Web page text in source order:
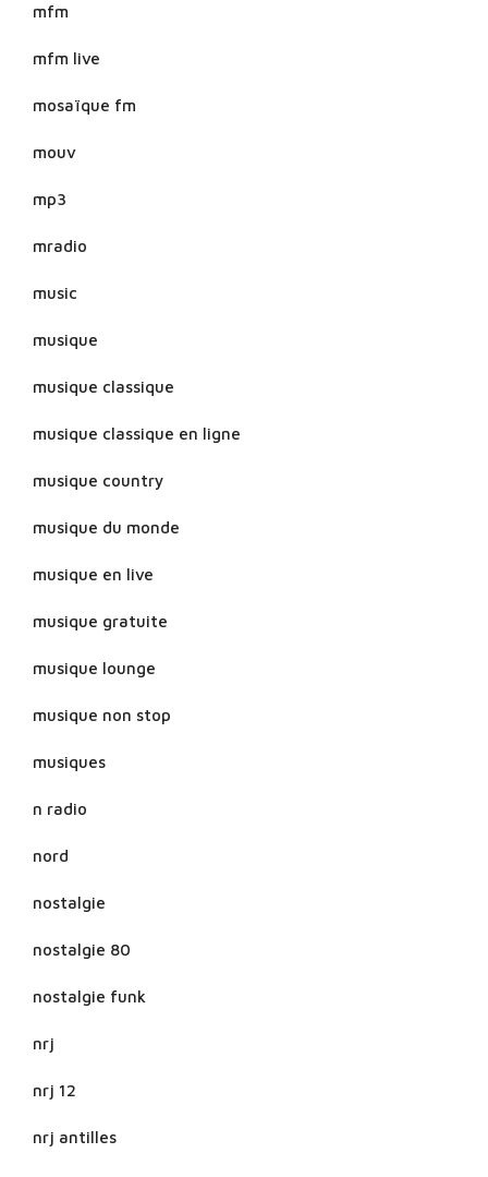
mfm
mfm live
mosaïque fm
mouv
mp3
mradio
music
musique
musique classique
musique classique en ligne
musique country
musique du monde
musique en live
musique gratuite
musique lounge
musique non stop
musiques
n radio
nord
nostalgie
nostalgie 80
nostalgie funk
nrj
nrj 12
nrj antilles